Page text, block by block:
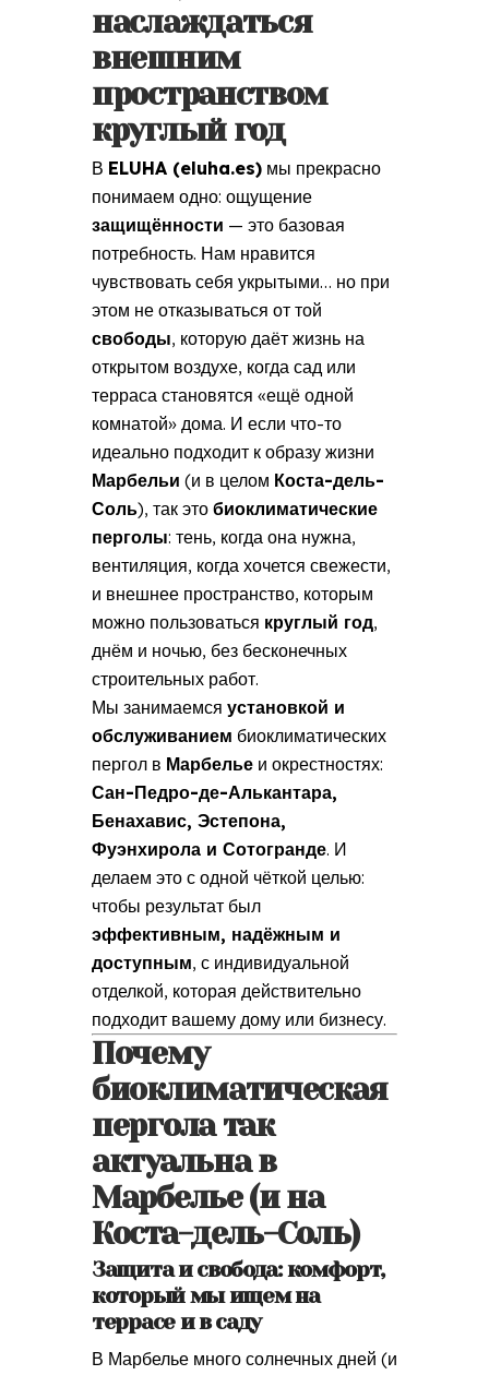
наслаждаться
внешним
пространством
круглый год
В ELUHA (eluha.es) мы прекрасно
понимаем одно: ощущение
защищённости — это базовая
потребность. Нам нравится
чувствовать себя укрытыми… но при
этом не отказываться от той
свободы, которую даёт жизнь на
открытом воздухе, когда сад или
терраса становятся «ещё одной
комнатой» дома. И если что-то
идеально подходит к образу жизни
Марбельи (и в целом Коста-дель-
Соль), так это биоклиматические
перголы: тень, когда она нужна,
вентиляция, когда хочется свежести,
и внешнее пространство, которым
можно пользоваться круглый год,
днём и ночью, без бесконечных
строительных работ.
Мы занимаемся установкой и
обслуживанием биоклиматических
пергол в Марбелье и окрестностях:
Сан-Педро-де-Алькантара,
Бенахавис, Эстепона,
Фуэнхирола и Сотогранде. И
делаем это с одной чёткой целью:
чтобы результат был
эффективным, надёжным и
доступным, с индивидуальной
отделкой, которая действительно
подходит вашему дому или бизнесу.
Почему
биоклиматическая
пергола так
актуальна в
Марбелье (и на
Коста-дель-Соль)
Защита и свобода: комфорт,
который мы ищем на
террасе и в саду
В Марбелье много солнечных дней (и